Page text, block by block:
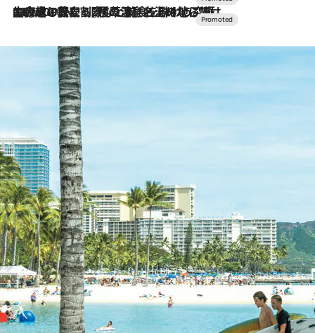
2026.7.10
NEW OPEN！【界 草津】名湯の地に誕生。趣の異なる2種の温泉と上州ならではの会席・蕎麦割烹など美食を味わう究極の癒やし旅